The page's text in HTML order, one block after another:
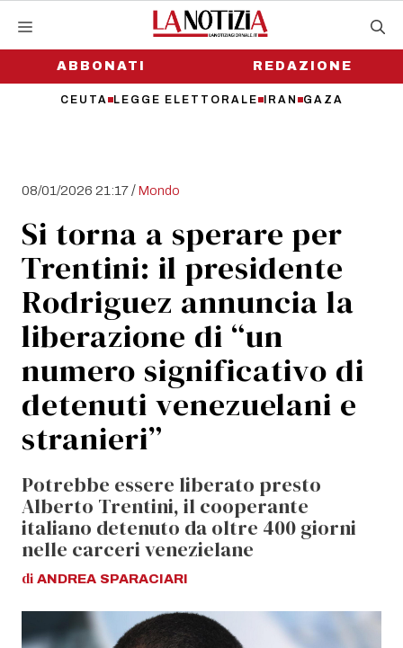
contenutoABBONATI
CEUTA LEGGE ELETTORALE IRAN GAZA
REDAZIONE
08/01/2026 21:17/Mondo
Si torna a sperare per
Trentini: il presidente
Rodriguez annuncia la
liberazione di “un
numero significativo di
detenuti venezuelani e
stranieri”
Potrebbe essere liberato presto
Alberto Trentini, il cooperante
italiano detenuto da oltre 400 giorni
nelle carceri venezielane
di ANDREA SPARACIARI